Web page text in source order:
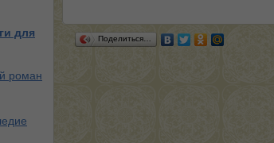
для
роман
Поделиться…